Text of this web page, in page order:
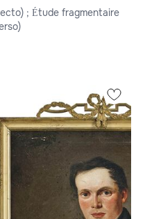
красоты (сзади)
; Étude fragmentaire